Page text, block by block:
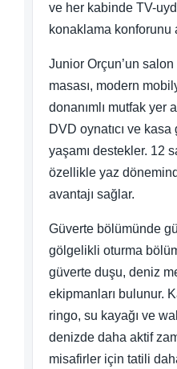
ve her kabinde TV-
konaklama konforunu
Junior Orçun’un
masası, modern
donanımlı mutfak yer
DVD oynatıcı ve
yaşamı destekler. 12
özellikle yaz
avantajı sağlar.
Güverte bölümünde
gölgelikli oturma
güverte duşu, deniz
ekipmanları bulunur.
ringo, su kayağı ve
denizde daha aktif
misafirler için tatili